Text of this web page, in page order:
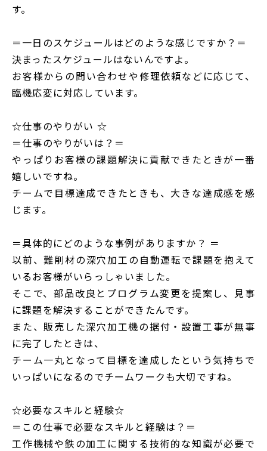
す。
＝一日のスケジュールはどのような感じですか？＝
決まったスケジュールはないんですよ。
お客様からの問い合わせや修理依頼などに応じて、
臨機応変に対応しています。
☆仕事のやりがい ☆
＝仕事のやりがいは？＝
やっぱりお客様の課題解決に貢献できたときが一番
嬉しいですね。
チームで目標達成できたときも、大きな達成感を感
じます。
＝具体的にどのような事例がありますか？ ＝
以前、難削材の深穴加工の自動運転で課題を抱えて
いるお客様がいらっしゃいました。
そこで、部品改良とプログラム変更を提案し、見事
に課題を解決することができたんです。
また、販売した深穴加工機の据付・設置工事が無事
に完了したときは、
チーム一丸となって目標を達成したという気持ちで
いっぱいになるのでチームワークも大切ですね。
☆必要なスキルと経験☆
＝この仕事で必要なスキルと経験は？＝
工作機械や鉄の加工に関する技術的な知識が必要で